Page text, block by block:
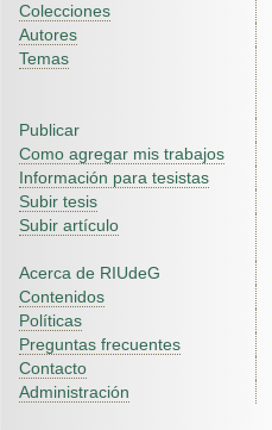
Colecciones
Autores
Temas
Publicar
Como agregar mis trabajos
Información para tesistas
Subir tesis
Subir artículo
Acerca de RIUdeG
Contenidos
Políticas
Preguntas frecuentes
Contacto
Administración